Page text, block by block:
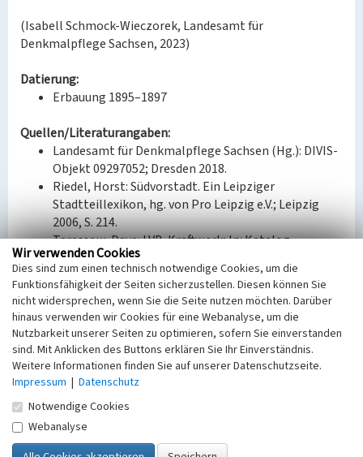
(Isabell Schmock-Wieczorek, Landesamt für
Denkmalpflege Sachsen, 2023)
Datierung:
Erbauung 1895–1897
Quellen/Literaturangaben:
Landesamt für Denkmalpflege Sachsen (Hg.): DIVIS-
Objekt 09297052; Dresden 2018.
Riedel, Horst: Südvorstadt. Ein Leipziger
Stadtteillexikon, hg. von Pro Leipzig e.V.; Leipzig
2006, S. 214.
Tarassow, Dave: LVB-Kraftwerk; In: Katalog
Leipziger Industriekultur. URL:
https://www.leipziger-industriekultur.de/.
Bauherr / Auftraggeber:
Bauherr: Große Leipziger Straßenbahn (GND:
5321209-5)
Entwurf: Otto Hahn (Architekt)
Entwurf: Händel & Franke (Architekturbüro)
Entwurf: Max Brösenberg (Architekt)
BKM-Nummer:
Wir verwenden Cookies
Dies sind zum einen technisch notwendige Cookies, um die
Funktionsfähigkeit der Seiten sicherzustellen. Diesen können Sie
nicht widersprechen, wenn Sie die Seite nutzen möchten. Darüber
hinaus verwenden wir Cookies für eine Webanalyse, um die
Nutzbarkeit unserer Seiten zu optimieren, sofern Sie einverstanden
sind. Mit Anklicken des Buttons erklären Sie Ihr Einverständnis.
Weitere Informationen finden Sie auf unserer Datenschutzseite.
Impressum | Datenschutz
Notwendige Cookies
Webanalyse